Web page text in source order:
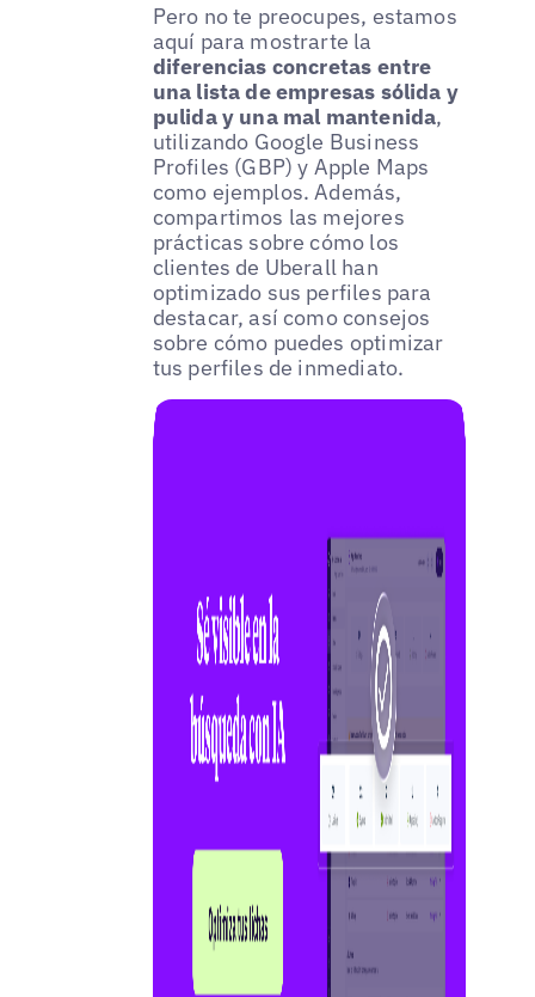
Pero no te preocupes, estamos
aquí para mostrarte la
diferencias concretas entre
una lista de empresas sólida y
pulida y una mal mantenida,
utilizando Google Business
Profiles (GBP) y Apple Maps
como ejemplos. Además,
compartimos las mejores
prácticas sobre cómo los
clientes de Uberall han
optimizado sus perfiles para
destacar, así como consejos
sobre cómo puedes optimizar
tus perfiles de inmediato.